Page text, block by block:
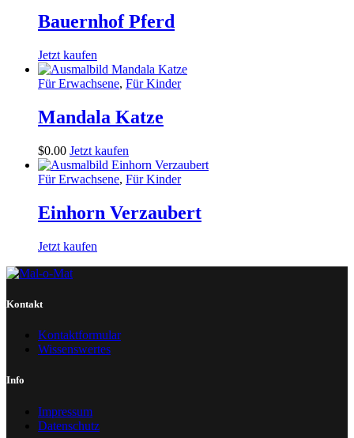
Bauernhof Pferd
Jetzt kaufen
Für Erwachsene, Für Kinder
Mandala Katze
$0.00 Jetzt kaufen
Für Erwachsene, Für Kinder
Einhorn Verzaubert
Jetzt kaufen
Kontakt
Kontaktformular
Wissenswertes
Info
Impressum
Datenschutz